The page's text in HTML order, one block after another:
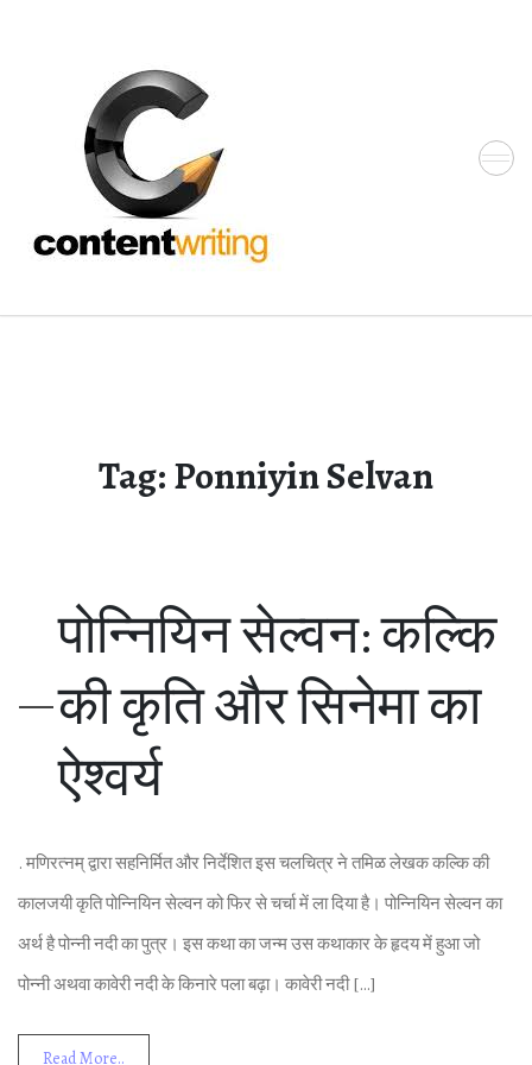
Tag:Ponniyin Selvan
पोन्‍न‍िय‍िन सेल्‍वन: कल्‍क‍ि
की कृत‍ि और स‍िनेमा का
ऐश्‍वर्य
. मणिरत्‍नम् द्वारा सहन‍िर्म‍ित और न‍िर्देश‍ित इस चलच‍ित्र ने तम‍िळ लेखक कल्‍क‍ि की
कालजयी कृत‍ि पोन्‍न‍िय‍िन सेल्‍वन को फ‍िर से चर्चा में ला द‍िया है। पोन्‍न‍िय‍िन सेल्‍वन का
अर्थ है पोन्‍नी नदी का पुत्र। इस कथा का जन्‍म उस कथाकार के हृदय में हुआ जो
पोन्‍नी अथवा कावेरी नदी के क‍िनारे पला बढ़ा। कावेरी नदी […]
Read More..